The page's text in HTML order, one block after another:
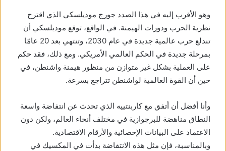
وهو الأقرب إليه في هذا الصدد جورج موديلسكي الذي اقترح
نظرية الحرب ودورات الهيمنة. في الواقع، توقع موديلسكي أن
تندلع حرب عالمية جديدة في عام 2030، وتنتهي بعد 20 عامًا
بمرحلة جديدة في الحكم العالمي الأمريكي. ومع ذلك، فقد حكم
على العملية بشكل غير متوازن من منظور هيمنة واشنطن، في
حين أن القوة العالمية لواشنطن تتراجع بسرعة.
وأنا أفضل أن أتفق مع كاربنتييه الذي تحدث عن انتفاضة واسعة
النطاق مناهضة للبرجوازية في مختلف أنحاء العالم، ولكن دون
الاعتماد على البيانات الإحصائية والأرقام الاقتصادية.
وبالمناسبة، فإن مثل هذه الانتفاضة بدأت في المكسيك في